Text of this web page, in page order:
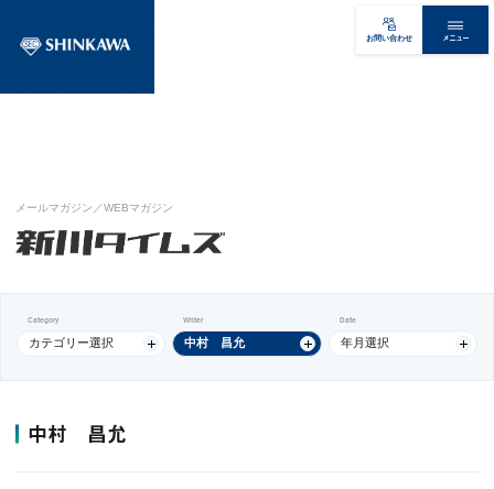
お問い合わせ メニュー
メールマガジン／WEBマガジン
Category
カテゴリー選択
Writer
中村 昌允
Date
年月選択
中村 昌允